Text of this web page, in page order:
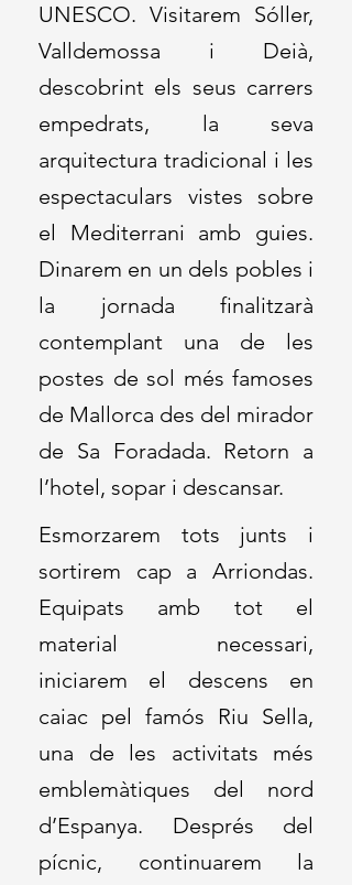
UNESCO. Visitarem Sóller,
Valldemossa i Deià,
descobrint els seus carrers
empedrats, la seva
arquitectura tradicional i les
espectaculars vistes sobre
el Mediterrani amb guies.
Dinarem en un dels pobles i
la jornada finalitzarà
contemplant una de les
postes de sol més famoses
de Mallorca des del mirador
de Sa Foradada. Retorn a
l’hotel, sopar i descansar.
Esmorzarem tots junts i
sortirem cap a Arriondas.
Equipats amb tot el
material necessari,
iniciarem el descens en
caiac pel famós Riu Sella,
una de les activitats més
emblemàtiques del nord
d’Espanya. Després del
pícnic, continuarem la